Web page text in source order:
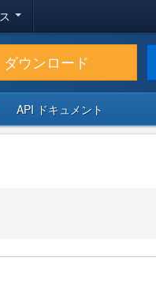
ダウンロード
API ドキュメント